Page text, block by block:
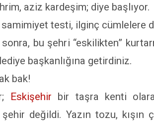
aziz kardeşim; diye başlıyor.
samimiyet testi, ilginç cümlelere
bu şehri “eskilikten”
başkanlığına getirdiniz.
bak!
Eskişehir bir taşra kenti
değildi. Yazın tozu, kışın